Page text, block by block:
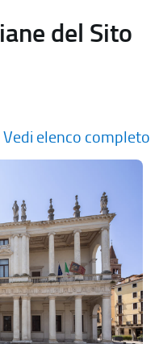
del Sito
Vedi elenco completo